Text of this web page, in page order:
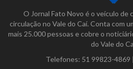
O Jornal Fato Novo é o veículo de
circulação no Vale do Caí. Conta com
mais 25.000 pessoas e cobre o
do Vale do
Telefones: 51 99823-4869 |